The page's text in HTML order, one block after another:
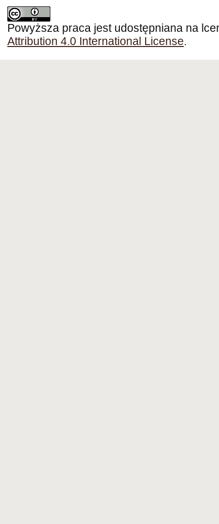
Powyższa praca jest udostępniana na
Attribution 4.0 International License.